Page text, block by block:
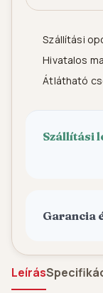
Szállítási
Hivatalos
Átlátható
Szállítási
Garancia
Leírás